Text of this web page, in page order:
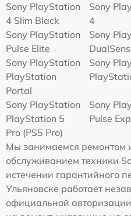
Sony PlayStation
4 Slim Black
Sony
4
Sony PlayStation
Pulse Elite
Sony
Sony PlayStation
PlayStation
Portal
Sony
Sony PlayStation
PlayStation 5
Pro (PS5 Pro)
Sony
Pulse
Мы занимаемся ремонтом
обслуживанием техники
истечении гарантийного
Ульяновске работает
официальной